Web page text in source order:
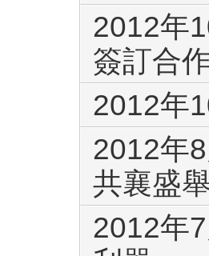
2012年
簽訂合
2012年
2012年
共襄盛舉
2012年